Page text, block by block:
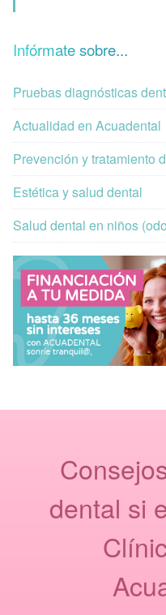
Infórmate sobre...
Pruebas diagnósticas
Actualidad en Acuadental
Prevención y tratamiento
Estética y salud dental
Salud dental en niños
dental si